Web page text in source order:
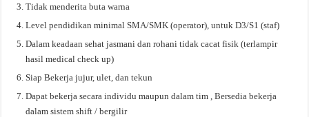
Tidak menderita buta warna
Level pendidikan minimal SMA/SMK (operator), untuk D3/S1 (staf)
Dalam keadaan sehat jasmani dan rohani tidak cacat fisik (terlampir
hasil medical check up)
Siap Bekerja jujur, ulet, dan tekun
Dapat bekerja secara individu maupun dalam tim , Bersedia bekerja
dalam sistem shift / bergilir